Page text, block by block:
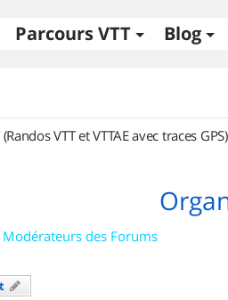
Parcours VTT Blog
VTT et VTTAE avec traces GPS)
Modérateurs des Forums